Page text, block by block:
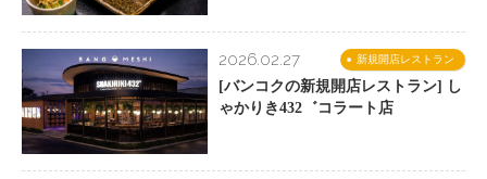
新規開店レストラン
2026.02.27
[バンコクの新規開店レストラン] し
ゃかりき432゛コラート店